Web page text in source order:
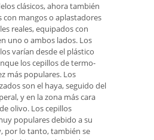
clásicos, ahora también
con mangos o aplastadores
reales, equipados con
uno o ambos lados. Los
varían desde el plástico
los cepillos de termo-
más populares. Los
son el haya, seguido del
y en la zona más cara
olivo. Los cepillos
populares debido a su
por lo tanto, también se